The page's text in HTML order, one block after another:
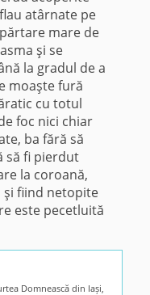
atârnate pe
mare de
şi se
la gradul de a
moaşte fură
cu totul
foc nici chiar
ba fără să
să fi pierdut
la coroană,
şi fiind netopite
este pecetluită
Domnească din Iași,